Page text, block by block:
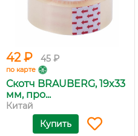
42 ₽ 45 ₽
по карте
Скотч BRAUBERG, 19x33
мм, про...
Китай
Купить